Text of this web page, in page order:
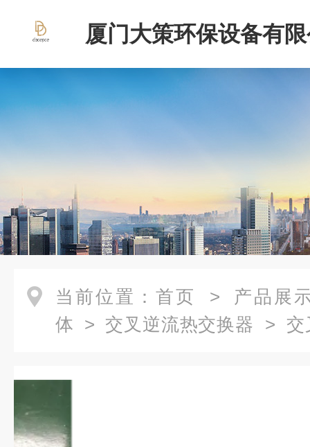
厦门大策环保设备有
当前位置： 首页 > 产品展
体 > 交叉逆流热交换器 > 交